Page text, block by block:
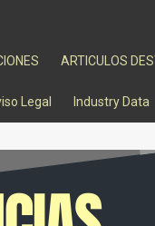
ARTICULOS
Legal Industry Data